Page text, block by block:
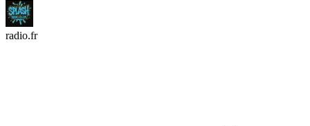
radio.fr